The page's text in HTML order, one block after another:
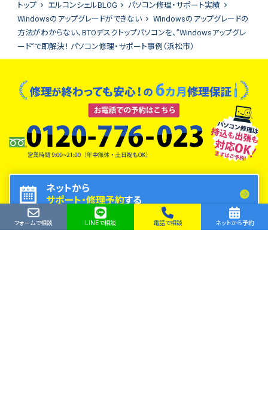
トップ エルコンシェルBLOG
パソコン修理・サポート実績
Windowsのアップグレードができない
Windowsのアップグレードの
方法がわからない、BTOデスクトップパソコンを、”Windowsアップグレ
ード”で即解決！ パソコン修理・サポート事例（浜松市）
ネットから
サポート・修理予約する
フォームで相談 LINEで相談 電話で相談 ネットから予約